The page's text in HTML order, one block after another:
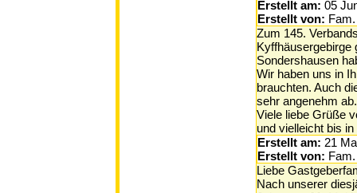
Erstellt am: 05
Erstellt von:
Zum 145.
Kyffhäusergebirge
Sondershausen
Wir haben uns in
brauchten. Auch
sehr angenehm
Viele liebe Grüße
und vielleicht bis
Erstellt am: 21
Erstellt von:
Liebe
Nach unserer